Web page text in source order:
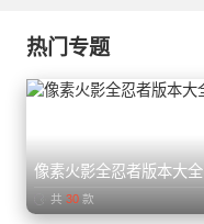
热门专题
像素火影全忍者版本大全
共 30 款